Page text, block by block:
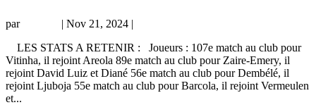
par | Nov 21, 2024 |
LES STATS A RETENIR : Joueurs : 107e match au club pour
Vitinha, il rejoint Areola 89e match au club pour Zaire-Emery, il
rejoint David Luiz et Diané 56e match au club pour Dembélé, il
rejoint Ljuboja 55e match au club pour Barcola, il rejoint Vermeulen
et...